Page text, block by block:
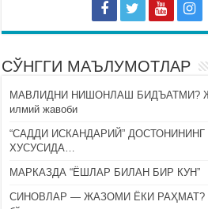
СЎНГГИ МАЪЛУМОТЛАР
МАВЛИДНИ НИШОНЛАШ БИДЪАТМИ?
илмий жавоби
“САДДИ ИСКАНДАРИЙ”
ХУСУСИДА…
МАРКАЗДА “ЁШЛАР БИЛАН БИР КУН”
СИНОВЛАР — ЖАЗОМИ ЁКИ РАҲМАТ?